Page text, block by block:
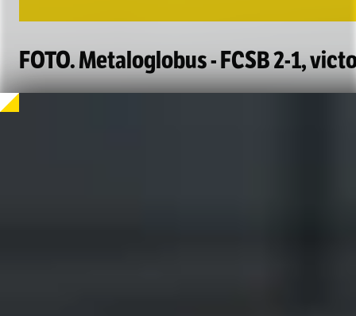
FOTO. Metaloglobus - FCSB2-1,